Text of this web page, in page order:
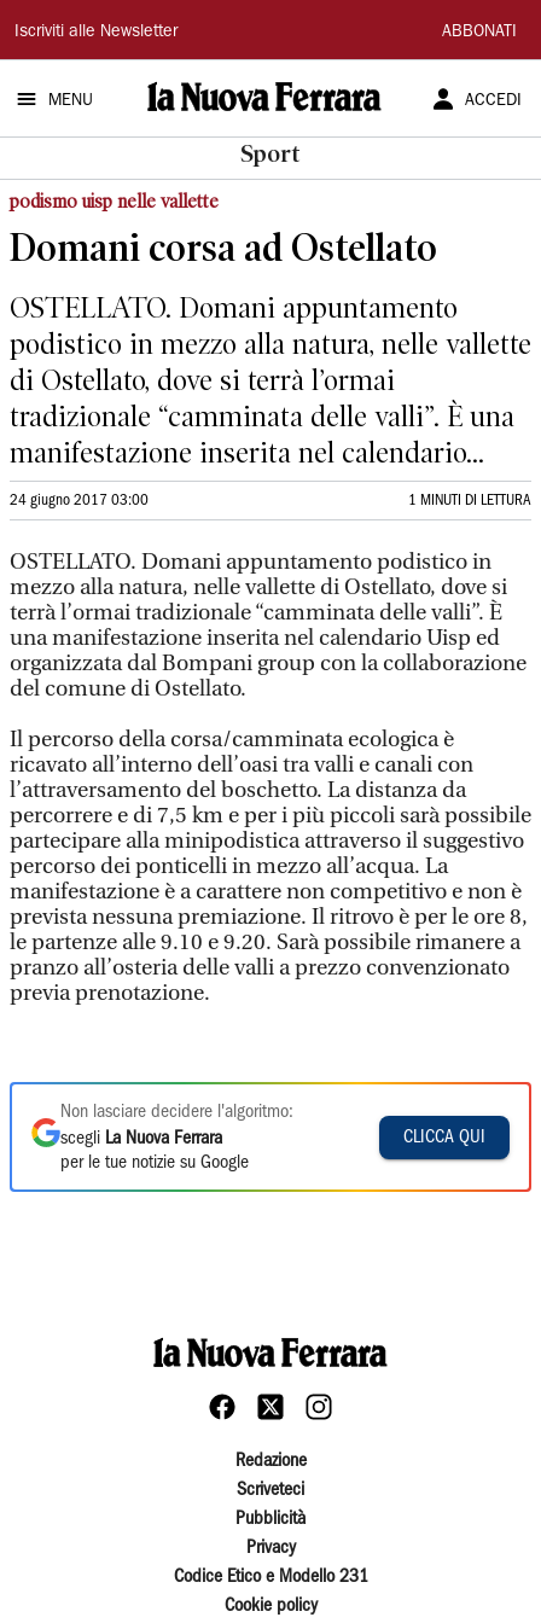
La
Nuova
Ferrara
Iscriviti alle Newsletter ABBONATI
MENU ACCEDI
Sport
podismo uisp nelle vallette
Domani corsa ad Ostellato
OSTELLATO. Domani appuntamento
podistico in mezzo alla natura, nelle vallette
di Ostellato, dove si terrà l’ormai
tradizionale “camminata delle valli”. È una
manifestazione inserita nel calendario...
24 giugno 2017 03:00 1 MINUTI DI LETTURA
OSTELLATO. Domani appuntamento podistico in
mezzo alla natura, nelle vallette di Ostellato, dove si
terrà l’ormai tradizionale “camminata delle valli”. È
una manifestazione inserita nel calendario Uisp ed
organizzata dal Bompani group con la collaborazione
del comune di Ostellato.
Il percorso della corsa/camminata ecologica è
ricavato all’interno dell’oasi tra valli e canali con
l’attraversamento del boschetto. La distanza da
percorrere e di 7,5 km e per i più piccoli sarà possibile
partecipare alla minipodistica attraverso il suggestivo
percorso dei ponticelli in mezzo all’acqua. La
manifestazione è a carattere non competitivo e non è
prevista nessuna premiazione. Il ritrovo è per le ore 8,
le partenze alle 9.10 e 9.20. Sarà possibile rimanere a
pranzo all’osteria delle valli a prezzo convenzionato
previa prenotazione.
Non lasciare decidere l'algoritmo:
scegli La Nuova Ferrara
per le tue notizie su Google
CLICCA QUI
Redazione
Scriveteci
Pubblicità
Privacy
Codice Etico e Modello 231
Cookie policy